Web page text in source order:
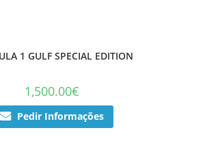
1 GULF SPECIAL EDITION
1,500.00€
Pedir Informações